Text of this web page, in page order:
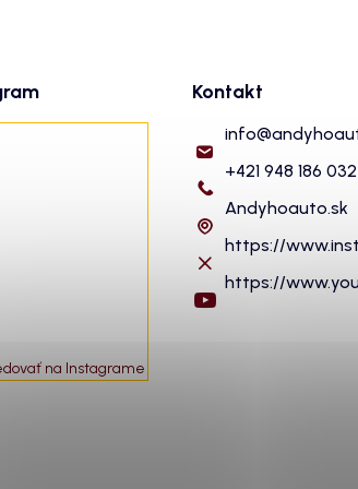
na Instagrame
Kontakt
info@
+421 948 186 032
Andyhoauto.sk
https://
https://